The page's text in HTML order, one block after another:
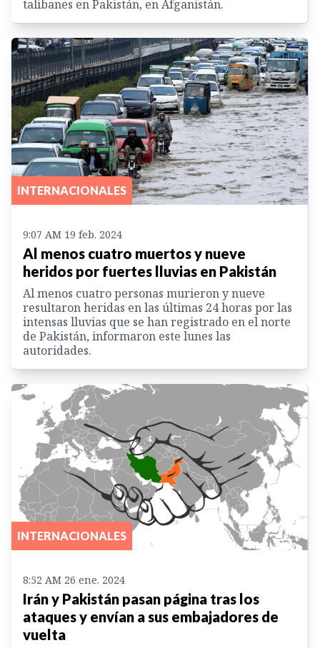
talibanes en Pakistán, en Afganistán.
INTERNACIONALES
9:07 AM 19 feb. 2024
Al menos cuatro muertos y nueve
heridos por fuertes lluvias en Pakistán
Al menos cuatro personas murieron y nueve
resultaron heridas en las últimas 24 horas por las
intensas lluvias que se han registrado en el norte
de Pakistán, informaron este lunes las
autoridades.
INTERNACIONALES
8:52 AM 26 ene. 2024
Irán y Pakistán pasan página tras los
ataques y envían a sus embajadores de
vuelta